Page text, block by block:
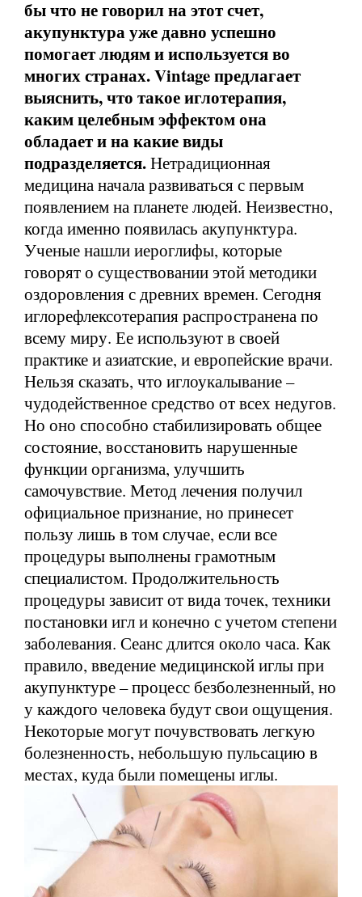
бы что не говорил на этот счет,
акупунктура уже давно успешно
помогает людям и используется во
многих странах. Vintage предлагает
выяснить, что такое иглотерапия,
каким целебным эффектом она
обладает и на какие виды
подразделяется.Нетрадиционная
медицина начала развиваться с первым
появлением на планете людей. Неизвестно,
когда именно появилась акупунктура.
Ученые нашли иероглифы, которые
говорят о существовании этой методики
оздоровления с древних времен. Сегодня
иглорефлексотерапия распространена по
всему миру. Ее используют в своей
практике и азиатские, и европейские врачи.
Нельзя сказать, что иглоукалывание –
чудодейственное средство от всех недугов.
Но оно способно стабилизировать общее
состояние, восстановить нарушенные
функции организма, улучшить
самочувствие. Метод лечения получил
официальное признание, но принесет
пользу лишь в том случае, если все
процедуры выполнены грамотным
специалистом. Продолжительность
процедуры зависит от вида точек, техники
постановки игл и конечно с учетом степени
заболевания. Сеанс длится около часа. Как
правило, введение медицинской иглы при
акупунктуре – процесс безболезненный, но
у каждого человека будут свои ощущения.
Некоторые могут почувствовать легкую
болезненность, небольшую пульсацию в
местах, куда были помещены иглы.